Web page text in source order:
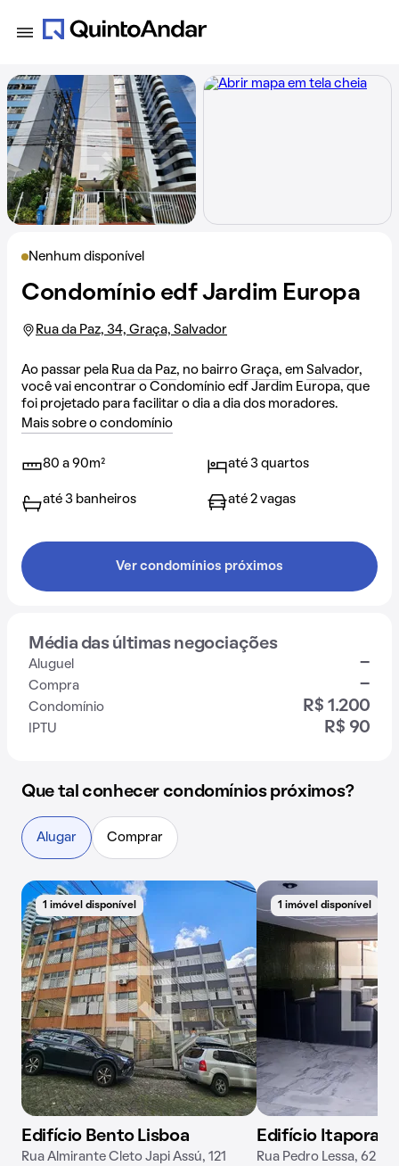
Nenhum disponível
Condomínio edf Jardim Europa
Rua da Paz, 34, Graça, Salvador
Ao passar pela Rua da Paz, no bairro Graça, em Salvador,
você vai encontrar o Condomínio edf Jardim Europa, que
foi projetado para facilitar o dia a dia dos moradores.
Mais sobre o condomínio
80 a 90m² até 3 quartos
até 3 banheiros até 2 vagas
Ver condomínios próximos
Média das últimas negociações
Aluguel -
Compra -
Condomínio R$ 1.200
IPTU R$ 90
Que tal conhecer condomínios próximos?
Alugar Comprar
1 imóvel disponível
Edifício Bento Lisboa
Rua Almirante Cleto Japi Assú, 121
1 imóvel disponível
Edifício
Rua Pedro Lessa, 62